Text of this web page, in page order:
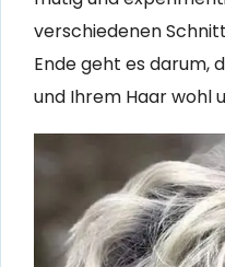
verschiedenen
Ende geht es darum,
und Ihrem Haar wohl